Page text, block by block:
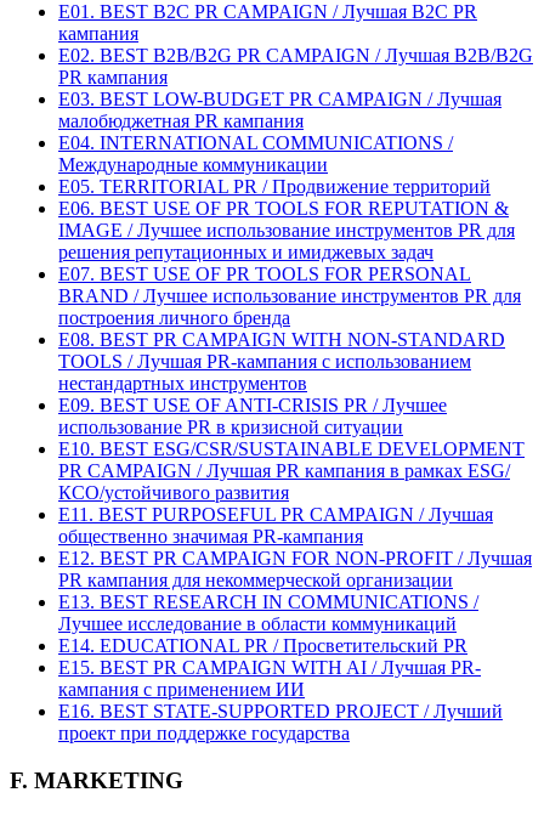
E01. BEST B2C PR CAMPAIGN / Лучшая B2C PR
кампания
E02. BEST B2B/B2G PR CAMPAIGN / Лучшая B2B/B2G
PR кампания
E03. BEST LOW-BUDGET PR CAMPAIGN / Лучшая
малобюджетная PR кампания
E04. INTERNATIONAL COMMUNICATIONS /
Международные коммуникации
E05. TERRITORIAL PR / Продвижение территорий
E06. BEST USE OF PR TOOLS FOR REPUTATION &
IMAGE / Лучшее использование инструментов PR для
решения репутационных и имиджевых задач
E07. BEST USE OF PR TOOLS FOR PERSONAL
BRAND / Лучшее использование инструментов PR для
построения личного бренда
E08. BEST PR CAMPAIGN WITH NON-STANDARD
TOOLS / Лучшая PR-кампания с использованием
нестандартных инструментов
E09. BEST USE OF ANTI-CRISIS PR / Лучшее
использование PR в кризисной ситуации
E10. BEST ESG/CSR/SUSTAINABLE DEVELOPMENT
PR CAMPAIGN / Лучшая PR кампания в рамках ESG/
КСО/устойчивого развития
E11. BEST PURPOSEFUL PR CAMPAIGN / Лучшая
общественно значимая PR-кампания
E12. BEST PR CAMPAIGN FOR NON-PROFIT / Лучшая
PR кампания для некоммерческой организации
E13. BEST RESEARCH IN COMMUNICATIONS /
Лучшее исследование в области коммуникаций
E14. EDUCATIONAL PR / Просветительский PR
E15. BEST PR CAMPAIGN WITH AI / Лучшая PR-
кампания с применением ИИ
E16. BEST STATE-SUPPORTED PROJECT / Лучший
проект при поддержке государства
F. MARKETING